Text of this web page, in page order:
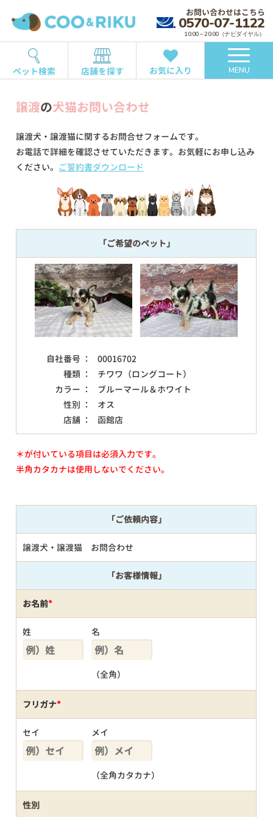
お問い合わせはこちら
0570-07-1122
10:00～20:00（ナビダイヤル）
ペット検索 店舗を探す お気に入り MENU
譲渡の犬猫お問い合わせ
譲渡犬・譲渡猫に関するお問合せフォームです。
お電話で詳細を確認させていただきます。お気軽にお申し込み
ください。 ご誓約書ダウンロード
「ご希望のペット」
自社番号 ：
00016702
種類 ：
チワワ（ロングコート）
カラー ：
ブルーマール＆ホワイト
性別 ：
オス
店舗 ：
函館店
＊が付いている項目は必須入力です。
半角カタカナは使用しないでください。
「ご依頼内容」
譲渡犬・譲渡猫 お問合わせ
「お客様情報」
お名前*
姓 名
（全角）
フリガナ*
セイ メイ
（全角カタカナ）
性別